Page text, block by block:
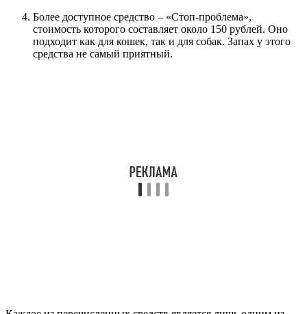
Более доступное средство – «Стоп-проблема»,
стоимость которого составляет около 150 рублей. Оно
подходит как для кошек, так и для собак. Запах у этого
средства не самый приятный.